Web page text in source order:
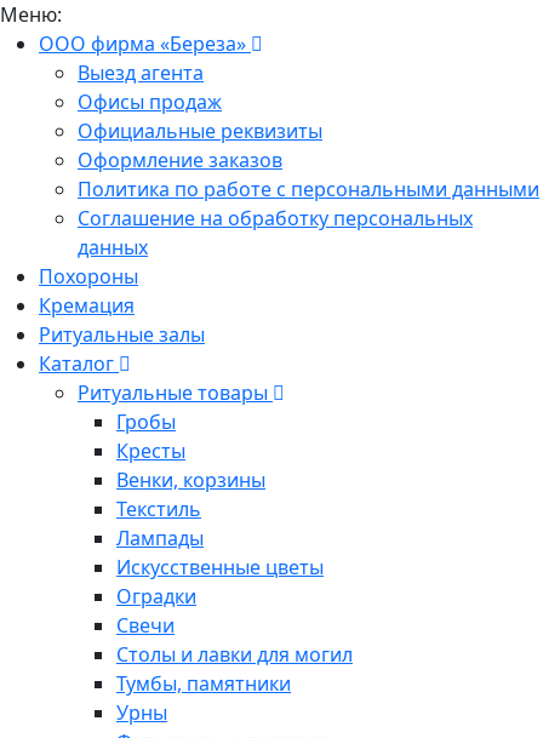
Меню:
ООО фирма «Береза»
Выезд агента
Офисы продаж
Официальные реквизиты
Оформление заказов
Политика по работе с персональными данными
Соглашение на обработку персональных
данных
Похороны
Кремация
Ритуальные залы
Каталог
Ритуальные товары
Гробы
Кресты
Венки, корзины
Текстиль
Лампады
Искусственные цветы
Оградки
Свечи
Столы и лавки для могил
Тумбы, памятники
Урны